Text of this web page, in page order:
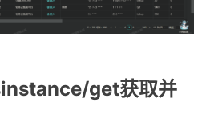
get获取并